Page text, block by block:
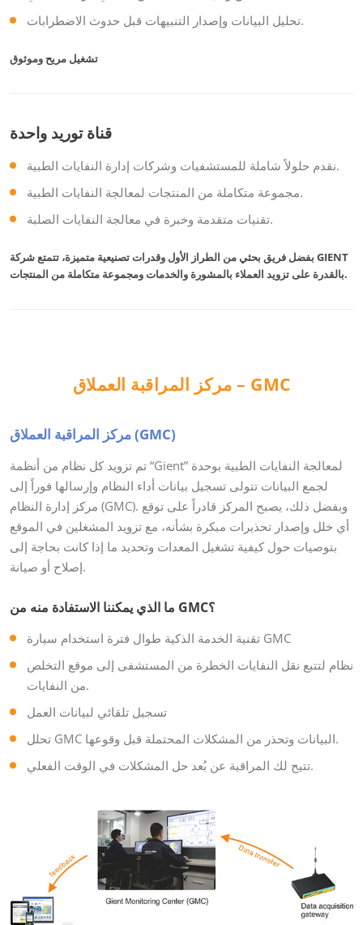
تحليل البيانات وإصدار التنبيهات قبل حدوث الاضطرابات.
تشغيل مريح وموثوق
قناة توريد واحدة
نقدم حلولاً شاملة للمستشفيات وشركات إدارة النفايات الطبية.
مجموعة متكاملة من المنتجات لمعالجة النفايات الطبية.
تقنيات متقدمة وخبرة في معالجة النفايات الصلبة.
بفضل فريق بحثي من الطراز الأول وقدرات تصنيعية متميزة، تتمتع شركة GIENT
بالقدرة على تزويد العملاء بالمشورة والخدمات ومجموعة متكاملة من المنتجات.
مركز المراقبة العملاق – GMC
مركز المراقبة العملاق (GMC)
تم تزويد كل نظام من أنظمة “Gient” لمعالجة النفايات الطبية بوحدة
لجمع البيانات تتولى تسجيل بيانات أداء النظام وإرسالها فوراً إلى
مركز إدارة النظام (GMC). وبفضل ذلك، يصبح المركز قادراً على توقع
أي خلل وإصدار تحذيرات مبكرة بشأنه، مع تزويد المشغلين في الموقع
بتوصيات حول كيفية تشغيل المعدات وتحديد ما إذا كانت بحاجة إلى
إصلاح أو صيانة.
ما الذي يمكننا الاستفادة منه من GMC؟
تقنية الخدمة الذكية طوال فترة استخدام سيارة GMC
نظام لتتبع نقل النفايات الخطرة من المستشفى إلى موقع التخلص
من النفايات.
تسجيل تلقائي لبيانات العمل
تحلل GMC البيانات وتحذر من المشكلات المحتملة قبل وقوعها.
تتيح لك المراقبة عن بُعد حل المشكلات في الوقت الفعلي.